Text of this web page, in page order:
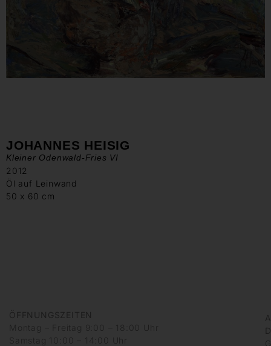
JOHANNES HEISIG
Kleiner Odenwald-Fries VI
2012
Öl auf Leinwand
50 x 60 cm
ÖFFNUNGSZEITEN
Montag – Freitag 9:00 – 18:00 Uhr
Samstag 10:00 – 14:00 Uhr